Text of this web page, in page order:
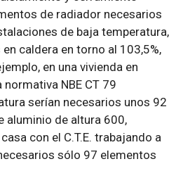
de radiador necesarios
de baja temperatura,
caldera en torno al 103,5%,
en una vivienda en
NBE CT 79
serían necesarios unos 92
aluminio de altura 600,
con el C.T.E. trabajando a
sólo 97 elementos